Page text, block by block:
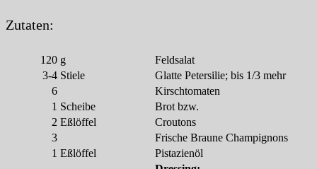
Zutaten:
120 g
Feldsalat
3-4 Stiele
Glatte Petersilie; bis 1/3 mehr
6
Kirschtomaten
1 Scheibe
Brot bzw.
2 Eßlöffel
Croutons
3
Frische Braune Champignons
1 Eßlöffel
Pistazienöl